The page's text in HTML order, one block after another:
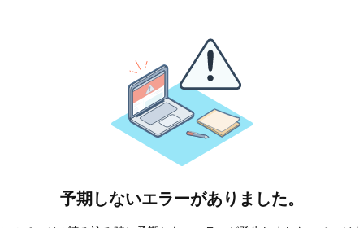
予期しないエラーがありました。